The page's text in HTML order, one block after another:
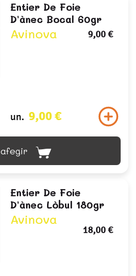
Entier De Foie
D’ànec Bocal 60gr
Avinova 9,00 €
un. 9,00 €
afegir
Entier De Foie
D’ànec Lòbul 180gr
Avinova
18,00 €